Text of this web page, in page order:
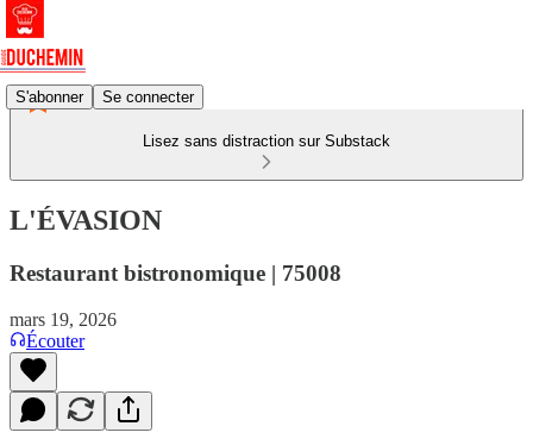
S'abonner Se connecter
Lisez sans distraction sur Substack
L'ÉVASION
Restaurant bistronomique | 75008
mars 19, 2026
Écouter